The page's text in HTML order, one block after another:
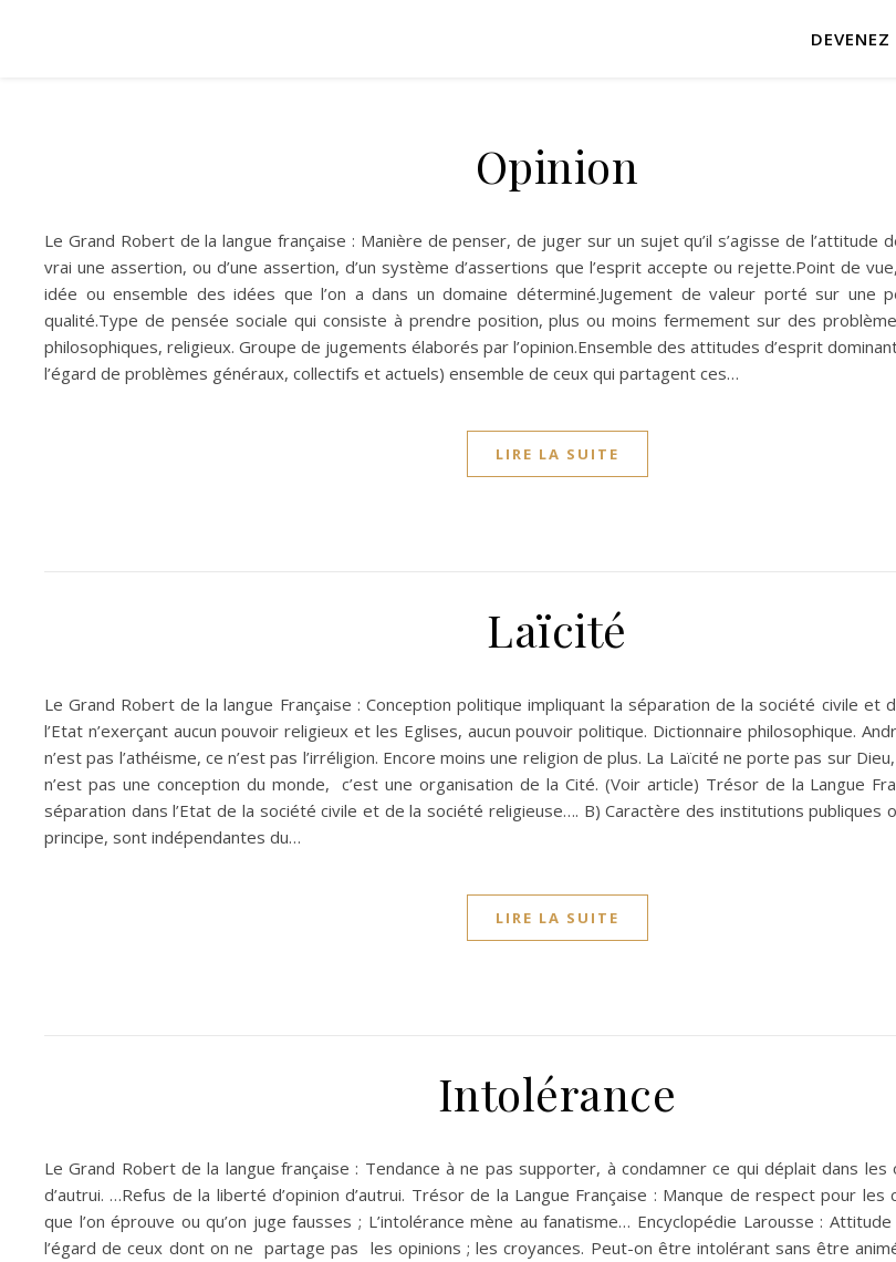
Opinion
Le Grand Robert de la langue française : Manière de penser, de juger sur un sujet qu’il s’agisse de l’attitude
vrai une assertion, ou d’une assertion, d’un système d’assertions que l’esprit accepte ou rejette.Point de
idée ou ensemble des idées que l’on a dans un domaine déterminé.Jugement de valeur porté sur une
qualité.Type de pensée sociale qui consiste à prendre position, plus ou moins fermement sur des
philosophiques, religieux. Groupe de jugements élaborés par l’opinion.Ensemble des attitudes d’esprit
l’égard de problèmes généraux, collectifs et actuels) ensemble de ceux qui partagent ces…
LIRE LA SUITE
Laïcité
Le Grand Robert de la langue Française : Conception politique impliquant la séparation de la société civile et
l’Etat n’exerçant aucun pouvoir religieux et les Eglises, aucun pouvoir politique. Dictionnaire philosophique.
n’est pas l’athéisme, ce n’est pas l’irréligion. Encore moins une religion de plus. La Laïcité ne porte pas sur
n’est pas une conception du monde, c’est une organisation de la Cité. (Voir article) Trésor de la Langue
séparation dans l’Etat de la société civile et de la société religieuse…. B) Caractère des institutions publiques
principe, sont indépendantes du…
LIRE LA SUITE
Intolérance
Le Grand Robert de la langue française : Tendance à ne pas supporter, à condamner ce qui déplait dans les
d’autrui. …Refus de la liberté d’opinion d’autrui. Trésor de la Langue Française : Manque de respect pour les
que l’on éprouve ou qu’on juge fausses ; L’intolérance mène au fanatisme… Encyclopédie Larousse :
l’égard de ceux dont on ne partage pas les opinions ; les croyances. Peut-on être intolérant sans être